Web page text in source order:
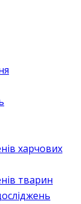
харчових
тварин